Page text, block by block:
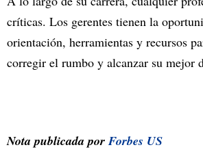
críticas. Los gerentes tienen la
orientación, herramientas y recursos
corregir el rumbo y alcanzar su mejor
Nota publicada porForbes US